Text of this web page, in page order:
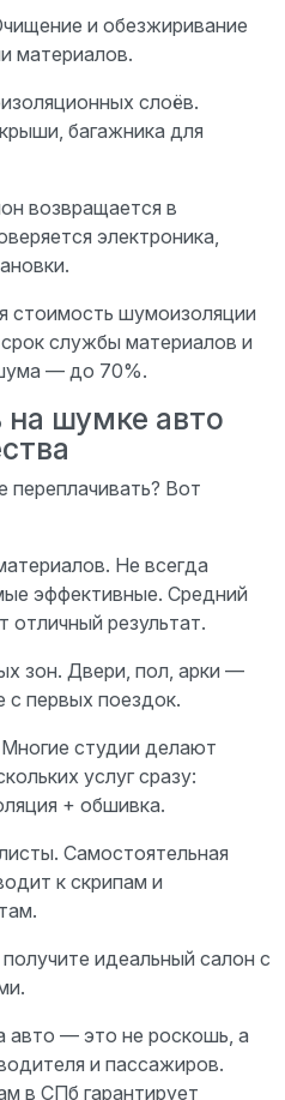
и обезжиривание
материалов.
слоёв.
багажника для
возвращается в
электроника,
стоимость шумоизоляции
службы материалов и
— до 70%.
на шумке авто
переплачивать? Вот
Не всегда
эффективные. Средний
отличный результат.
зон. Двери, пол, арки —
первых поездок.
студии делают
услуг сразу:
+ обшивка.
Самостоятельная
к скрипам и
идеальный салон с
авто — это не роскошь, а
и пассажиров.
в СПб гарантирует